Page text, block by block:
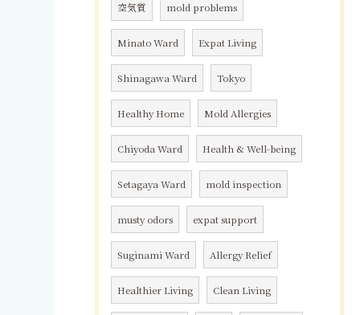
空気質 mold problems
Minato Ward Expat Living
Shinagawa Ward Tokyo
Healthy Home Mold Allergies
Chiyoda Ward Health & Well-being
Setagaya Ward mold inspection
musty odors expat support
Suginami Ward Allergy Relief
Healthier Living Clean Living